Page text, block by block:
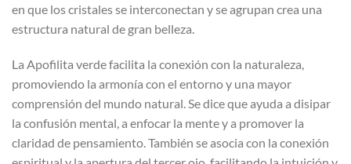
en que los cristales se interconectan y se agrupan crea una
estructura natural de gran belleza.
La Apofilita verde facilita la conexión con la naturaleza,
promoviendo la armonía con el entorno y una mayor
comprensión del mundo natural. Se dice que ayuda a disipar
la confusión mental, a enfocar la mente y a promover la
claridad de pensamiento. También se asocia con la conexión